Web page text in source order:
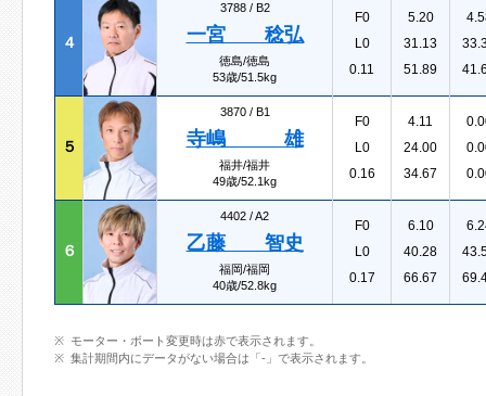
４
3788 / B2
一宮 稔弘
徳島/徳島
53歳/51.5kg
F0
L0
0.11
5.20
31.13
51.89
５
3870 / B1
寺嶋 雄
福井/福井
49歳/52.1kg
F0
L0
0.16
4.11
24.00
34.67
６
4402 /A2
乙藤 智史
福岡/福岡
40歳/52.8kg
F0
L0
0.17
6.10
40.28
66.67
モーター・ボート変更時は赤で表示されます。
集計期間内にデータがない場合は「-」で表示されます。